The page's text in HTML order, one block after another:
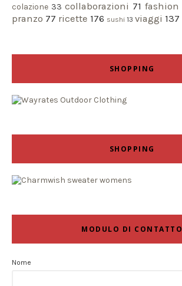
colazione 33 collaborazioni 71 fashion
pranzo 77 ricette 176 sushi 13 viaggi 137
SHOPPING
SHOPPING
MODULO DI CONTATTO
Nome